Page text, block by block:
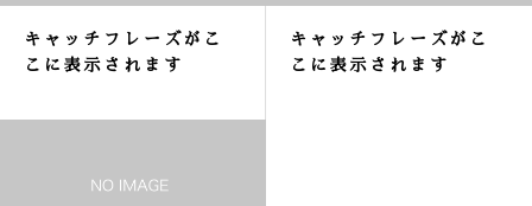
キャッチフレーズがこ
こに表示されます
キャッチフレーズがこ
こに表示されます